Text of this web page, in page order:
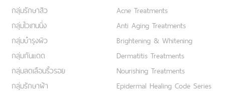
กลุ่มรักษาสิว
กลุ่มไวเทนนิ่ง
กลุ่มบำรุงผิว
กลุ่มกันแดด
กลุ่มลดเลือนริ้วรอย
กลุ่มรักษาฝ้า
Acne Treatments
Anti Aging Treatments
Brightening & Whitening
Dermatitis Treatments
Nourishing Treatments
Epidermal Healing Code Series